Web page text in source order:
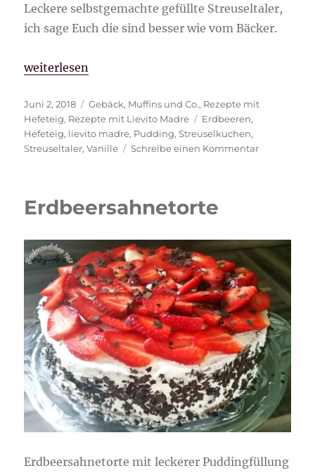
Leckere selbstgemachte gefüllte Streuseltaler,
ich sage Euch die sind besser wie vom Bäcker.
„gefüllte Streuseltaler“
weiterlesen
Veröffentlicht
am
Juni 2, 2018 Kategorien
Gebäck, Muffins und Co., Rezepte mit
Hefeteig, Rezepte mit Lievito Madre Schlagwörter
Erdbeeren,
Hefeteig, lievito madre, Pudding,Streuselkuchen,
Streuseltaler,Vanille Schreibe einen Kommentarzu
Erdbeersahnetorte
Erdbeersahnetorte mit leckerer Puddingfüllung